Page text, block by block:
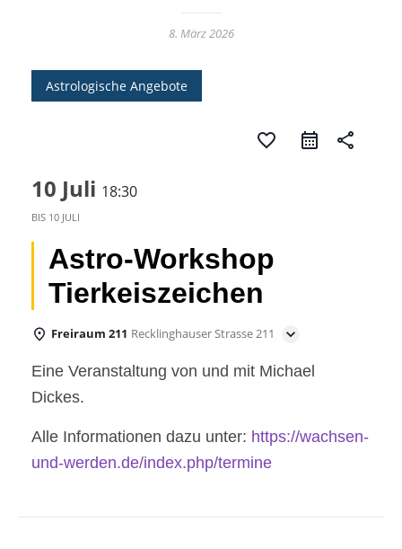
8. März 2026
Astrologische Angebote
favorite_border share
10 Juli 18:30
BIS 10 JULI
Astro-Workshop
Tierkeiszeichen
Freiraum 211 Recklinghauser Strasse 211
Eine Veranstaltung von und mit Michael
Dickes.
Alle Informationen dazu unter: https://wachsen-
und-werden.de/index.php/termine